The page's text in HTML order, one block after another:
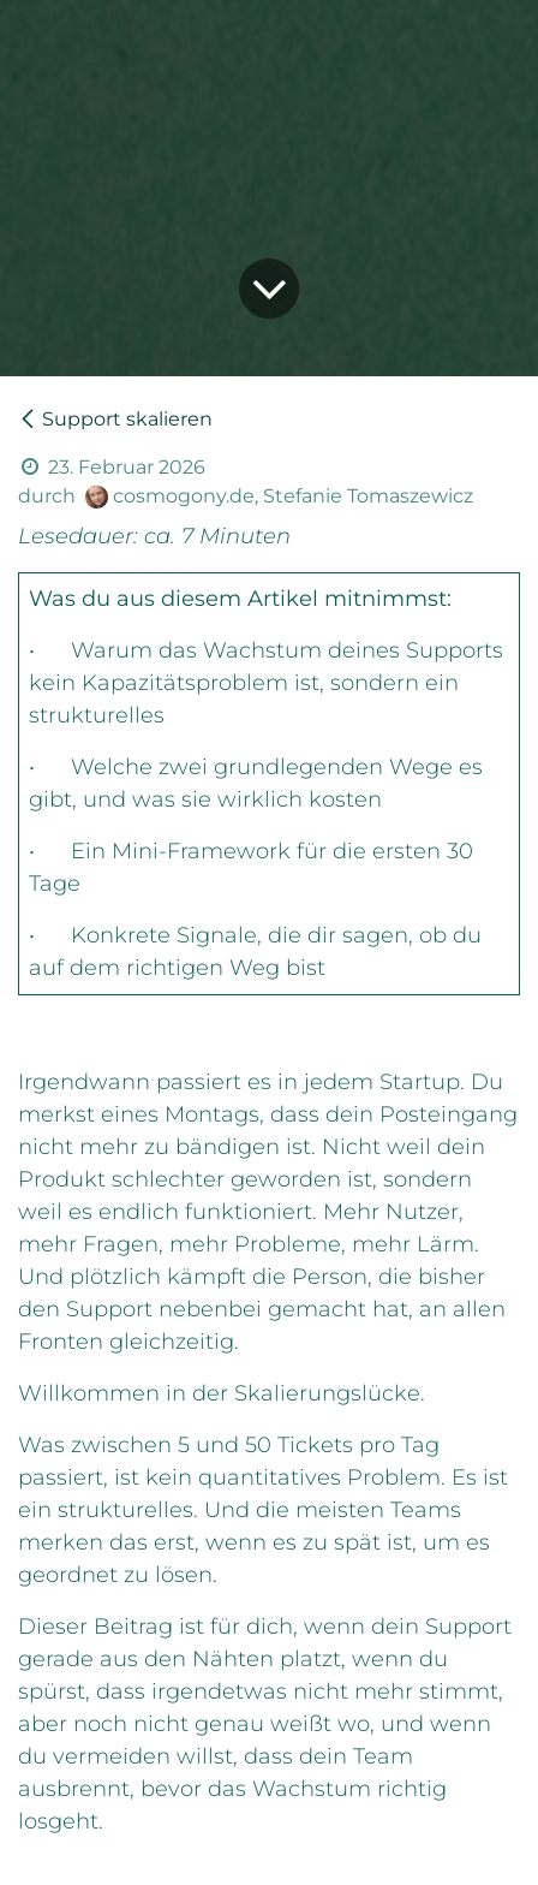
Support skalieren
23. Februar 2026
durch
cosmogony.de, Stefanie Tomaszewicz
Lesedauer: ca. 7 Minuten
Was du aus diesem Artikel mitnimmst:
• Warum das Wachstum deines Supports
kein Kapazitätsproblem ist, sondern ein
strukturelles
• Welche zwei grundlegenden Wege es
gibt, und was sie wirklich kosten
• Ein Mini-Framework für die ersten 30
Tage
• Konkrete Signale, die dir sagen, ob du
auf dem richtigen Weg bist
Irgendwann passiert es in jedem Startup. Du
merkst eines Montags, dass dein Posteingang
nicht mehr zu bändigen ist. Nicht weil dein
Produkt schlechter geworden ist, sondern
weil es endlich funktioniert. Mehr Nutzer,
mehr Fragen, mehr Probleme, mehr Lärm.
Und plötzlich kämpft die Person, die bisher
den Support nebenbei gemacht hat, an allen
Fronten gleichzeitig.
Willkommen in der Skalierungslücke.
Was zwischen 5 und 50 Tickets pro Tag
passiert, ist kein quantitatives Problem. Es ist
ein strukturelles. Und die meisten Teams
merken das erst, wenn es zu spät ist, um es
geordnet zu lösen.
Dieser Beitrag ist für dich, wenn dein Support
gerade aus den Nähten platzt, wenn du
spürst, dass irgendetwas nicht mehr stimmt,
aber noch nicht genau weißt wo, und wenn
du vermeiden willst, dass dein Team
ausbrennt, bevor das Wachstum richtig
losgeht.